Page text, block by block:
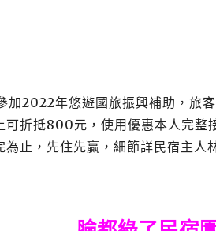
加2022年悠遊國旅振興補助，旅
可折抵800元，使用優惠本人完
止，先住先贏，細節詳民宿主